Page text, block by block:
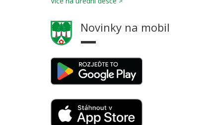
Novinky na mobil